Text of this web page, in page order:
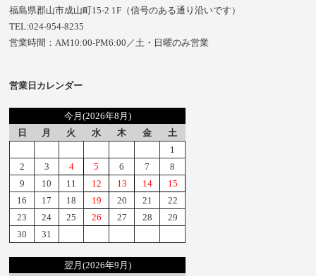
福島県郡山市成山町15-2 1F（信号のある通り沿いです）
TEL:024-954-8235
営業時間：AM10:00-PM6:00／土・日曜のみ営業
営業日カレンダー
今月(2026年8月)
日
月 火 水 木 金
土
1
2
3 4 5 6 7
8
9
10 11 12 13 14
15
16
17 18 19 20 21
22
23
24 25 26 27 28
29
30
31
翌月(2026年9月)